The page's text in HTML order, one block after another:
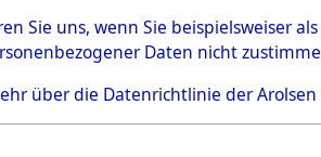
Sie uns, wenn Sie beispielsweiser
Daten nicht
über die Datenrichtlinie der Arolsen